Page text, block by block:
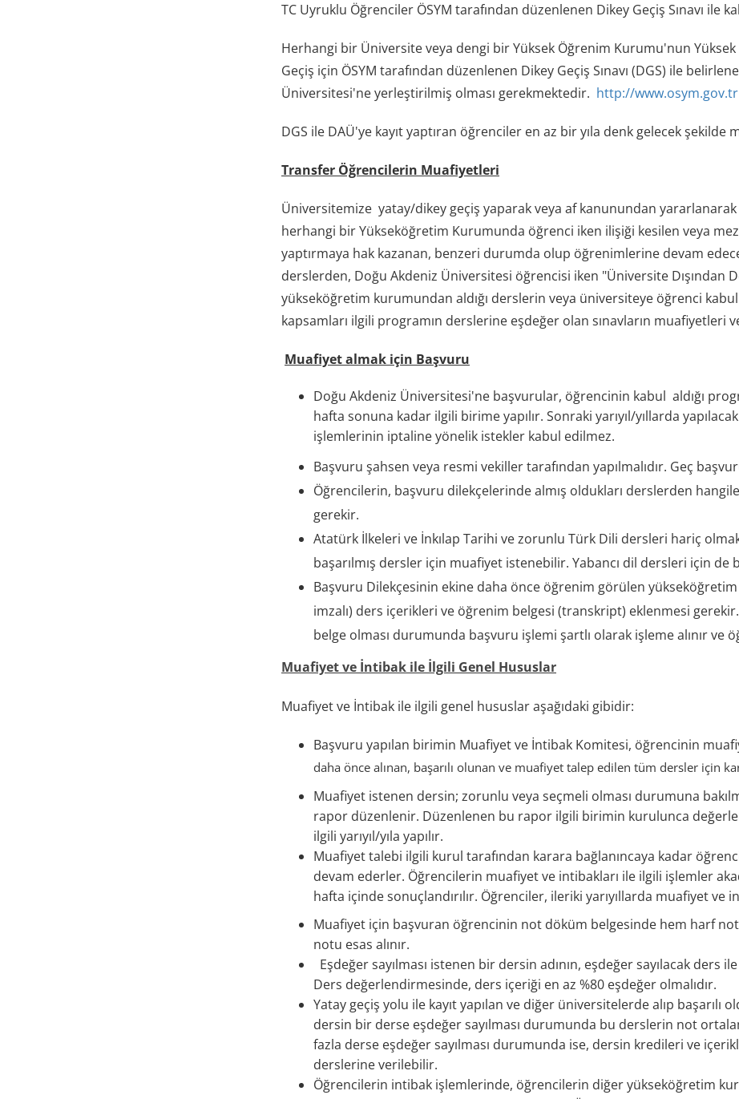
TC Uyruklu Öğrenciler ÖSYM tarafından düzenlenen Dikey Geçiş Sınavı ile
Herhangi bir Üniversite veya dengi bir Yüksek Öğrenim Kurumu'nun
Geçiş için ÖSYM tarafından düzenlenen Dikey Geçiş Sınavı (DGS) ile
Üniversitesi'ne yerleştirilmiş olması gerekmektedir. http://www.osym.gov.tr
DGS ile DAÜ'ye kayıt yaptıran öğrenciler en az bir yıla denk gelecek şekilde
Transfer Öğrencilerin Muafiyetleri
Üniversitemize yatay/dikey geçiş yaparak veya af kanunundan
herhangi bir Yükseköğretim Kurumunda öğrenci iken ilişiği kesilen veya
yaptırmaya hak kazanan, benzeri durumda olup öğrenimlerine devam
derslerden, Doğu Akdeniz Üniversitesi öğrencisi iken "Üniversite Dışından
yükseköğretim kurumundan aldığı derslerin veya üniversiteye öğrenci
kapsamları ilgili programın derslerine eşdeğer olan sınavların muafiyetleri
Muafiyet almak için Başvuru
Doğu Akdeniz Üniversitesi'ne başvurular, öğrencinin kabul aldığı
hafta sonuna kadar ilgili birime yapılır. Sonraki yarıyıl/yıllarda
işlemlerinin iptaline yönelik istekler kabul edilmez.
Başvuru şahsen veya resmi vekiller tarafından yapılmalıdır. Geç
Öğrencilerin, başvuru dilekçelerinde almış oldukları derslerden
gerekir.
Atatürk İlkeleri ve İnkılap Tarihi ve zorunlu Türk Dili dersleri hariç
başarılmış dersler için muafiyet istenebilir. Yabancı dil dersleri için de
Başvuru Dilekçesinin ekine daha önce öğrenim görülen
imzalı) ders içerikleri ve öğrenim belgesi (transkript) eklenmesi
belge olması durumunda başvuru işlemi şartlı olarak işleme alınır
Muafiyet ve İntibak ile İlgili Genel Hususlar
Muafiyet ve İntibak ile ilgili genel hususlar aşağıdaki gibidir:
Başvuru yapılan birimin Muafiyet ve İntibak Komitesi, öğrencinin
daha önce alınan, başarılı olunan ve muafiyet talep edilen tüm dersler için
Muafiyet istenen dersin; zorunlu veya seçmeli olması durumuna
rapor düzenlenir. Düzenlenen bu rapor ilgili birimin kurulunca
ilgili yarıyıl/yıla yapılır.
Muafiyet talebi ilgili kurul tarafından karara bağlanıncaya kadar
devam ederler. Öğrencilerin muafiyet ve intibakları ile ilgili işlemler
hafta içinde sonuçlandırılır. Öğrenciler, ileriki yarıyıllarda muafiyet
Muafiyet için başvuran öğrencinin not döküm belgesinde hem harf
notu esas alınır.
Eşdeğer sayılması istenen bir dersin adının, eşdeğer sayılacak ders
Ders değerlendirmesinde, ders içeriği en az %80 eşdeğer olmalıdır.
Yatay geçiş yolu ile kayıt yapılan ve diğer üniversitelerde alıp
dersin bir derse eşdeğer sayılması durumunda bu derslerin not
fazla derse eşdeğer sayılması durumunda ise, dersin kredileri ve
derslerine verilebilir.
Öğrencilerin intibak işlemlerinde, öğrencilerin diğer yükseköğretim